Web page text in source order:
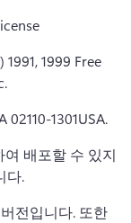
1999 Free
02110-1301USA.
배포할 수 있지
다.
전입니다. 또한